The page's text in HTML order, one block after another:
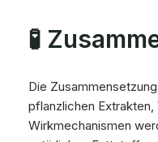
🧪
Die
pflanzlichen
Wirkmechanismen